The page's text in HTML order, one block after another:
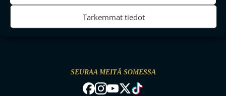
Tarkemmat tiedot
MAAILMAN VIIHDYTTÄVINTÄ SALIBANDYA
SEURAA MEITÄ SOMESSA